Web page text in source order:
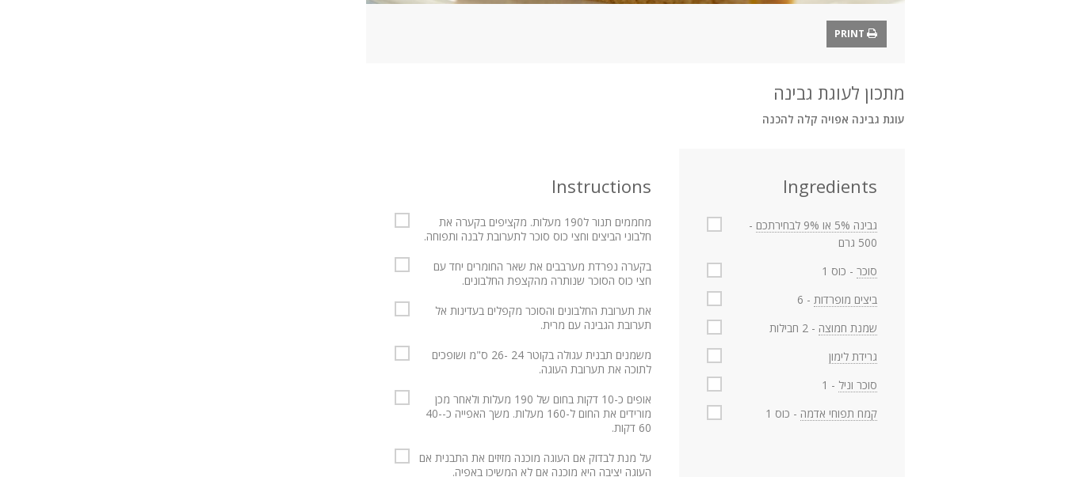
מתכון לעוגת גבינה
עוגת גבינה אפויה קלה להכנה
Ingredients
גבינה 5% או 9% לבחירתכם
-
500 גרם
סוכר - כוס 1
ביצים מופרדות - 6
שמנת חמוצה - 2 חבילות
גרידת לימון
סוכר וניל - 1
קמח תפוחי אדמה - כוס 1
Instructions
מחממים תנור ל190 מעלות. מקציפים בקערה את
חלבוני הביצים וחצי כוס סוכר לתערובת לבנה ותפוחה.
בקערה נפרדת מערבבים את שאר החומרים יחד עם
חצי כוס הסוכר שנותרה מהקצפת החלבונים.
את תערובת החלבונים והסוכר מקפלים בעדינות אל
תערובת הגבינה עם מרית.
משמנים תבנית עגולה בקוטר 24 -26 ס"מ ושופכים
לתוכה את תערובת העוגה.
אופים כ-10 דקות בחום של 190 מעלות ולאחר מכן
מורידים את החום ל-160 מעלות. משך האפייה כ-40-
60 דקות.
על מנת לבדוק אם העוגה מוכנה מזיזים את התבנית אם
העוגה יציבה היא מוכנה אם לא המשיכו באפיה.